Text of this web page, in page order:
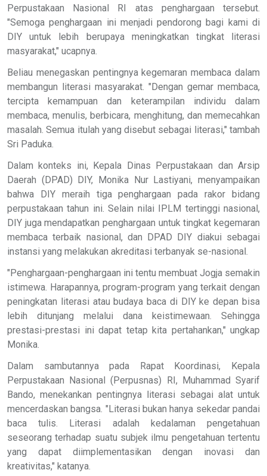
Perpustakaan Nasional RI atas penghargaan tersebut.
"Semoga penghargaan ini menjadi pendorong bagi kami di
DIY untuk lebih berupaya meningkatkan tingkat literasi
masyarakat," ucapnya.
Beliau menegaskan pentingnya kegemaran membaca dalam
membangun literasi masyarakat. "Dengan gemar membaca,
tercipta kemampuan dan keterampilan individu dalam
membaca, menulis, berbicara, menghitung, dan memecahkan
masalah. Semua itulah yang disebut sebagai literasi," tambah
Sri Paduka.
Dalam konteks ini, Kepala Dinas Perpustakaan dan Arsip
Daerah (DPAD) DIY, Monika Nur Lastiyani, menyampaikan
bahwa DIY meraih tiga penghargaan pada rakor bidang
perpustakaan tahun ini. Selain nilai IPLM tertinggi nasional,
DIY juga mendapatkan penghargaan untuk tingkat kegemaran
membaca terbaik nasional, dan DPAD DIY diakui sebagai
instansi yang melakukan akreditasi terbanyak se-nasional.
"Penghargaan-penghargaan ini tentu membuat Jogja semakin
istimewa. Harapannya, program-program yang terkait dengan
peningkatan literasi atau budaya baca di DIY ke depan bisa
lebih ditunjang melalui dana keistimewaan. Sehingga
prestasi-prestasi ini dapat tetap kita pertahankan," ungkap
Monika.
Dalam sambutannya pada Rapat Koordinasi, Kepala
Perpustakaan Nasional (Perpusnas) RI, Muhammad Syarif
Bando, menekankan pentingnya literasi sebagai alat untuk
mencerdaskan bangsa. "Literasi bukan hanya sekedar pandai
baca tulis. Literasi adalah kedalaman pengetahuan
seseorang terhadap suatu subjek ilmu pengetahuan tertentu
yang dapat diimplementasikan dengan inovasi dan
kreativitas," katanya.